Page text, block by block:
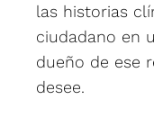
las historias
ciudadano en
dueño de ese
desee.